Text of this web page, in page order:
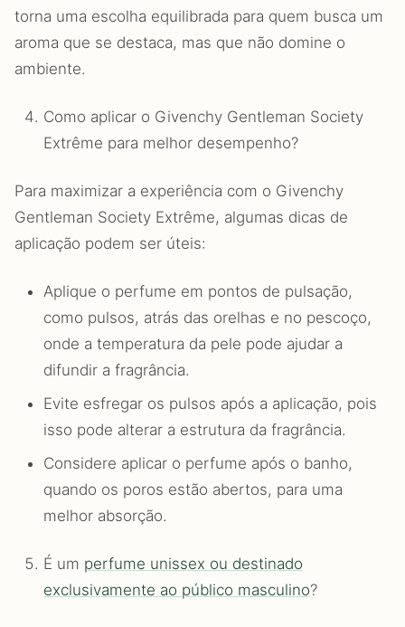
torna uma escolha equilibrada para quem busca um
aroma que se destaca, mas que não domine o
ambiente.
Como aplicar o Givenchy Gentleman Society
Extrême para melhor desempenho?
Para maximizar a experiência com o Givenchy
Gentleman Society Extrême, algumas dicas de
aplicação podem ser úteis:
Aplique o perfume em pontos de pulsação,
como pulsos, atrás das orelhas e no pescoço,
onde a temperatura da pele pode ajudar a
difundir a fragrância.
Evite esfregar os pulsos após a aplicação, pois
isso pode alterar a estrutura da fragrância.
Considere aplicar o perfume após o banho,
quando os poros estão abertos, para uma
melhor absorção.
É um perfume unissex ou destinado
exclusivamente ao público masculino?